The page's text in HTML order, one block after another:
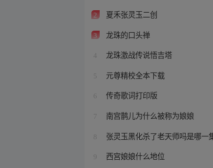
2 夏禾张灵玉二创
3 龙珠的口头禅
4 龙珠激战传说悟吉塔
5 元尊精校全本下载
6 传奇歌词打印版
7 南宫鹊儿为什么被称为娘娘
8 张灵玉黑化杀了老天师吗是哪一
9 西宫娘娘什么地位